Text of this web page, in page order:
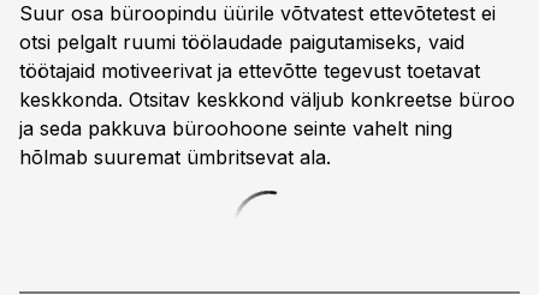
Suur osa büroopindu üürile võtvatest ettevõtetest ei
otsi pelgalt ruumi töölaudade paigutamiseks, vaid
töötajaid motiveerivat ja ettevõtte tegevust toetavat
keskkonda. Otsitav keskkond väljub konkreetse büroo
ja seda pakkuva büroohoone seinte vahelt ning
hõlmab suuremat ümbritsevat ala.